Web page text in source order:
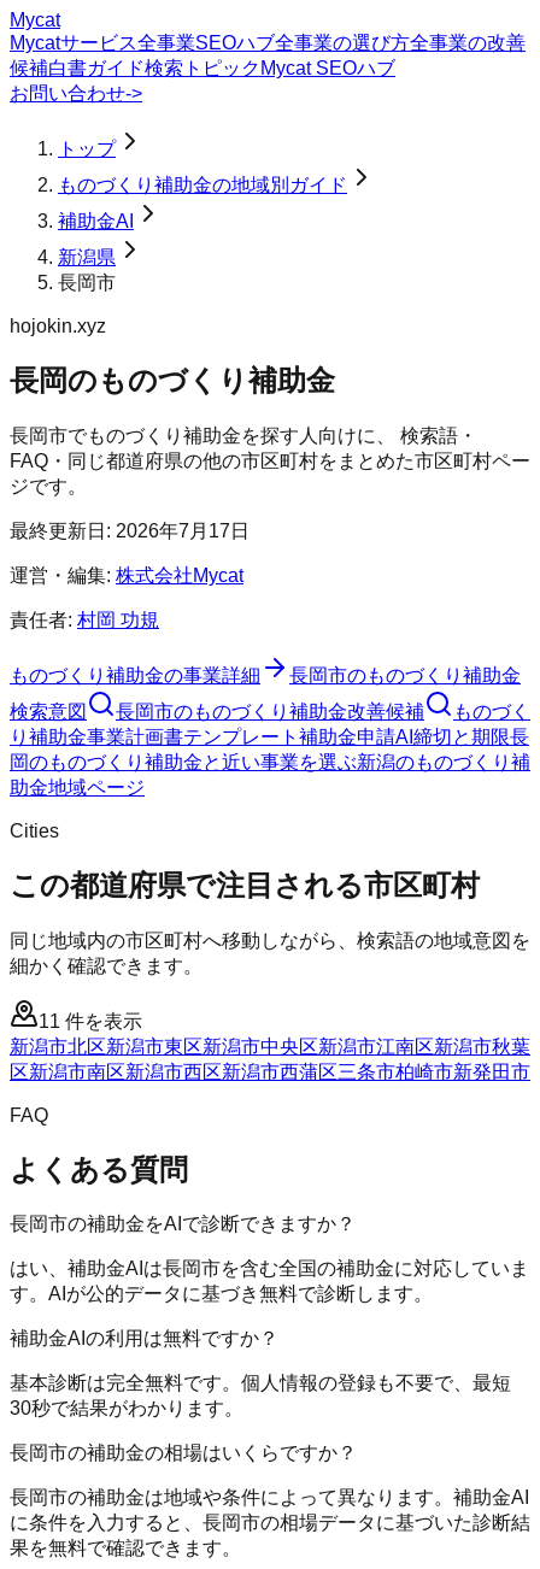
Mycat
Mycatサービス全事業SEOハブ全事業の選び方全事業の改善
候補白書ガイド検索トピック Mycat SEOハブ
お問い合わせ->
トップ
ものづくり補助金の地域別ガイド
補助金AI
新潟県
長岡市
hojokin.xyz
長岡のものづくり補助金
長岡市でものづくり補助金を探す人向けに、 検索語・
FAQ・同じ都道府県の他の市区町村をまとめた市区町村ペー
ジです。
最終更新日: 2026年7月17日
運営・編集: 株式会社Mycat
責任者: 村岡 功規
ものづくり補助金の事業詳細 長岡市のものづくり補助金
検索意図
長岡市のものづくり補助金改善候補
ものづく
り補助金事業計画書テンプレート 補助金申請AI 締切と期限長
岡のものづくり補助金と近い事業を選ぶ新潟のものづくり補
助金地域ページ
Cities
この都道府県で注目される市区町村
同じ地域内の市区町村へ移動しながら、検索語の地域意図を
細かく確認できます。
11 件を表示
新潟市北区新潟市東区新潟市中央区新潟市江南区新潟市秋葉
区新潟市南区新潟市西区新潟市西蒲区三条市柏崎市新発田市
FAQ
よくある質問
長岡市の補助金をAIで診断できますか？
はい、補助金AIは長岡市を含む全国の補助金に対応していま
す。AIが公的データに基づき無料で診断します。
補助金AIの利用は無料ですか？
基本診断は完全無料です。個人情報の登録も不要で、最短
30秒で結果がわかります。
長岡市の補助金の相場はいくらですか？
長岡市の補助金は地域や条件によって異なります。補助金AI
に条件を入力すると、長岡市の相場データに基づいた診断結
果を無料で確認できます。